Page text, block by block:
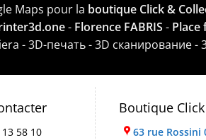
Maps pour la boutique Click &
- Florence FABRIS -
- 3D-печать - 3D сканирование -
58 10
Boutique
63 rue Rossini